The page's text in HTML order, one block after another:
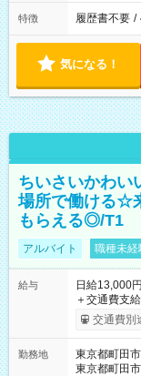
特徴 履歴書不要 /
気になる！
ちいさいかわい
場所で働ける☆
もらえる◎/T1
アルバイト 職種未経
給与
日給13,000
＋交通費支給 ★交通費全額支給！ ┗案件により規定あり ★日払
いOK！（
ンビニATMから
交通費別
勤務地
東京都町田市
東京都町田